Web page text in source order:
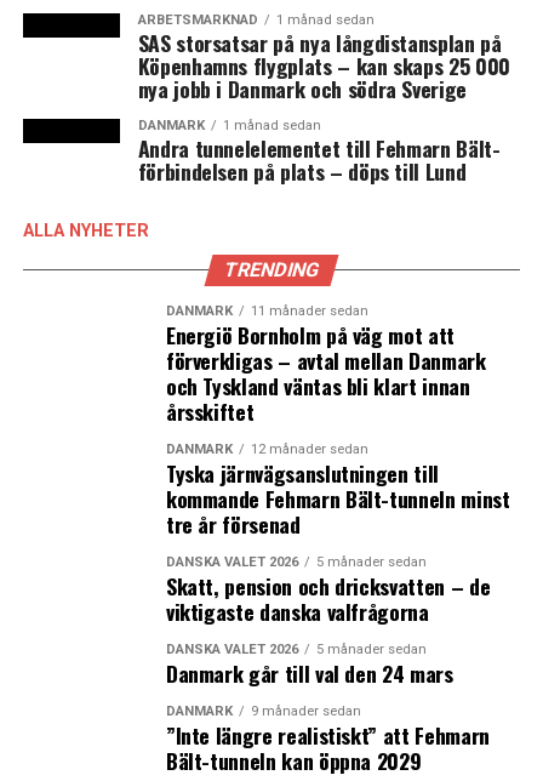
ARBETSMARKNAD 1 månad sedan
SAS storsatsar på nya långdistansplan på
Köpenhamns flygplats – kan skaps 25 000
nya jobb i Danmark och södra Sverige
DANMARK 1 månad sedan
Andra tunnelelementet till Fehmarn Bält-
förbindelsen på plats – döps till Lund
ALLA NYHETER
TRENDING
DANMARK 11 månader sedan
Energiö Bornholm på väg mot att
förverkligas – avtal mellan Danmark
och Tyskland väntas bli klart innan
årsskiftet
DANMARK 12 månader sedan
Tyska järnvägsanslutningen till
kommande Fehmarn Bält-tunneln minst
tre år försenad
DANSKA VALET 2026 5 månader sedan
Skatt, pension och dricksvatten – de
viktigaste danska valfrågorna
DANSKA VALET 2026 5 månader sedan
Danmark går till val den 24 mars
DANMARK 9 månader sedan
”Inte längre realistiskt” att Fehmarn
Bält-tunneln kan öppna 2029